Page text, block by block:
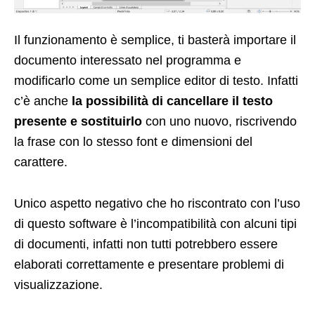
Il funzionamento è semplice, ti basterà importare il
documento interessato nel programma e
modificarlo come un semplice editor di testo. Infatti
c’è anche la possibilità di cancellare il testo
presente e sostituirlo con uno nuovo, riscrivendo
la frase con lo stesso font e dimensioni del
carattere.
Unico aspetto negativo che ho riscontrato con l’uso
di questo software è l’incompatibilità con alcuni tipi
di documenti, infatti non tutti potrebbero essere
elaborati correttamente e presentare problemi di
visualizzazione.